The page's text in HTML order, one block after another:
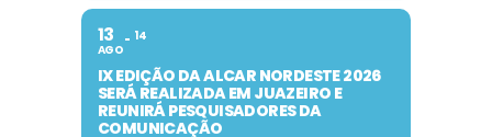
13
AGO
14
IX EDIÇÃO DA ALCAR NORDESTE 2026
SERÁ REALIZADA EM JUAZEIRO E
REUNIRÁ PESQUISADORES DA
COMUNICAÇÃO